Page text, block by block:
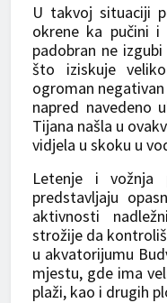
U takvoj situaciji
okrene ka pučini
padobran ne
što iziskuje
ogroman
napred navedeno
Tijana našla u
vidjela u skoku u
Letenje i vožnja
predstavljaju
aktivnosti
strožije da
u akvatorijumu
mjestu, gde ima
plaži, kao i drugih